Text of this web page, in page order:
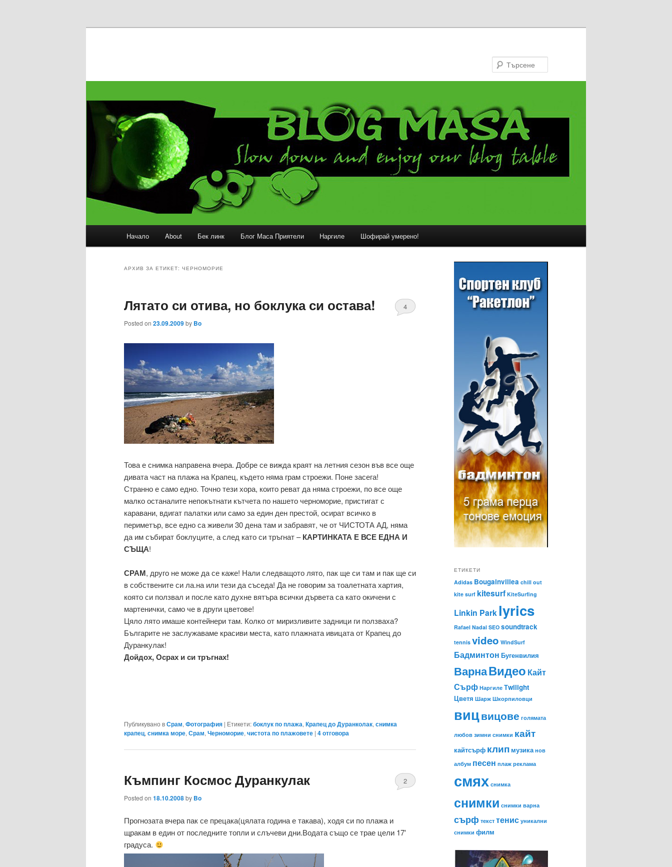
Към
Към
Начало About Бек линк Блог Маса Приятели Наргиле Шофирай умерено!
АРХИВ ЗА ЕТИКЕТ: ЧЕРНОМОРИЕ
Лятато си отива, но боклука си остава!
Posted on 23.09.2009by Bo
4
Това е снимка направена вчера. Добре се вижда краят на летния сезон във все още
дивата част на плажа на Крапец, където няма грам строежи. Поне засега!
Странно е само едно. Точно тези хора, които реват да няма строежи, по все още
малко останалите непокътнати кътчета по нашето черноморие, пристигат с
каравани, вдигат палатки или само за един ден престой, осират всичко в
периметър, все едно са живели 30 дена там и забравят, че от ЧИСТОТА АД, няма
да им събират боклуците, а след като си тръгнат –КАРТИНКАТА Е ВСЕ ЕДНА И
СЪЩА!
СРАМ, друго не може да се каже! Нали следващото лято, пак ще си там и пак ще си
в собствените си ла.на или тези да съседа! Да не говорим за тоалетната хартия,
която си ползвал и после като духне вятъра всички дървета са като окичени с
мартенички, само че в други цветове!
Цяло лято имаше контейнери там. Колко от миризливите задници ги ползваха?
Българите не заслужаваме красиви места, като плажната ивицата от Крапец до
Дуранкулак!
Дойдох, Осрах и си тръгнах!
Публикувано вСрам, Фотография | Етикети:боклук по плажа, Крапец до Дуранколак, снимка
крапец, снимка море, Срам, Черноморие, чистота по плажовете | 4отговора
Къмпинг Космос Дуранкулак
Posted on 18.10.2008by Bo
2
Прогнозата вчера пак се прецака(цялата година е такава), ходя си по плажа и
щракам в един от последните топли и слъчеви дни.Водата също се трае цели 17′
градуса.
ЕТИКЕТИ
Adidas Bougainvillea chill out
kite surf kitesurf KiteSurfing
Linkin Parklyrics
Rafael Nadal SEO soundtrack
tennis video WindSurf
Бадминтон Бугенвилия
ВарнаВидео Кайт
Сърф Наргиле Тwilight
Цветя Шарж Шкорпиловци
вицвицове голямата
любов зимни снимки кайт
кайтсърф клип музика нов
албум песен плаж реклама
смях снимка
снимки снимки варна
сърф текст тенис уникални
снимки филм